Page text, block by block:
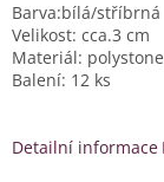
Barva:bílá/stříbrná
Velikost: cca.3 cm
Materiál: polystone
Balení: 12 ks
Detailní informace